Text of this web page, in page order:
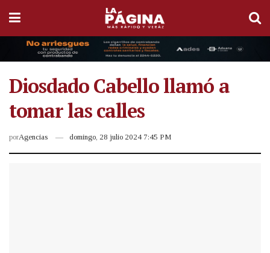
Diosdado Cabello llamó a
tomar las calles
porAgencias domingo, 28 julio 2024 7:45 PM